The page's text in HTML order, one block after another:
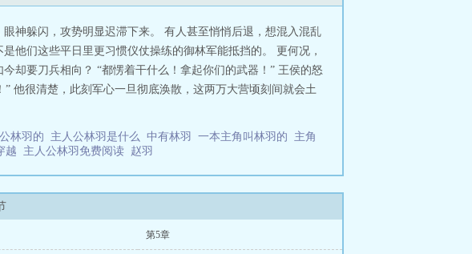
神躲闪，攻势明显迟滞下来。 有人甚至悄悄后退，想混入混乱
他们这些平日里更习惯仪仗操练的御林军能抵挡的。 更何况，
却要刀兵相向？ “都愣着干什么！拿起你们的武器！” 王侯的怒
他很清楚，此刻军心一旦彻底涣散，这两万大营顷刻间就会土
林羽的 主人公林羽是什么 中有林羽 一本主角叫林羽的 主角
越 主人公林羽免费阅读 赵羽
第5章